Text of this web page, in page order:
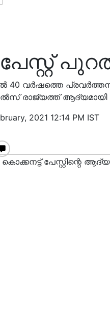
വർഷത്തെ പ്രവർത്തന
രാജ്യത്ത് ആദ്യമായി
2021 12:14 PM IST